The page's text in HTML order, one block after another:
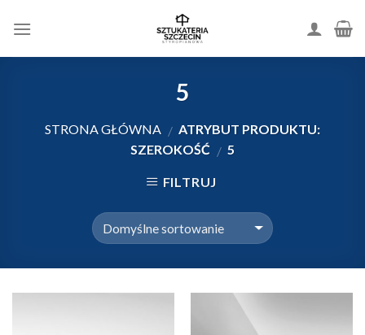
5
STRONA GŁÓWNA / ATRYBUT PRODUKTU:
SZEROKOŚĆ / 5
FILTRUJ